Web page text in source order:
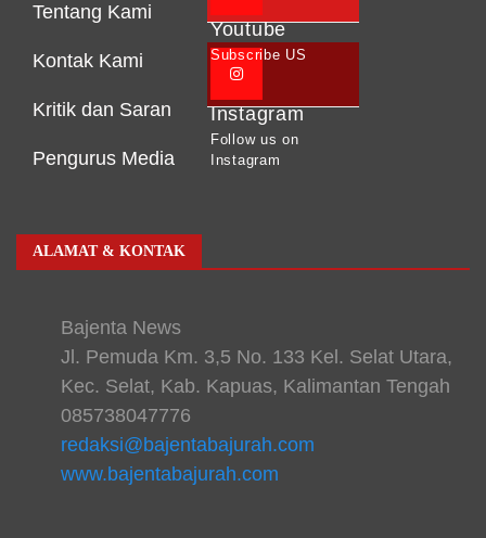
Tentang Kami
Kontak Kami
Kritik dan Saran
Pengurus Media
Youtube
Subscribe US
Instagram
Follow us on
Instagram
ALAMAT & KONTAK
Bajenta News
Jl. Pemuda Km. 3,5 No. 133 Kel. Selat Utara,
Kec. Selat, Kab. Kapuas, Kalimantan Tengah
085738047776
redaksi@bajentabajurah.com
www.bajentabajurah.com